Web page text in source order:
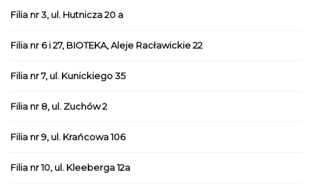
Filia nr 3, ul. Hutnicza 20 a
Filia nr 6 i 27, BIOTEKA, Aleje Racławickie 22
Filia nr 7, ul. Kunickiego 35
Filia nr 8, ul. Zuchów 2
Filia nr 9, ul. Krańcowa 106
Filia nr 10, ul. Kleeberga 12a